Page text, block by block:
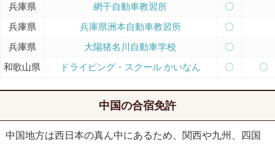
兵庫県
網干自動車教習所
〇
兵庫県
兵庫県洲本自動車教習所
〇
兵庫県
大陽猪名川自動車学校
〇
和歌山県
ドライビング・スクール かいなん 〇 〇
中国の合宿免許
中国地方は西日本の真ん中にあるため、関西や九州、四国